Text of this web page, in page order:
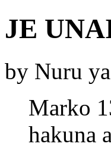
JE
by Nuru
Marko
hakuna